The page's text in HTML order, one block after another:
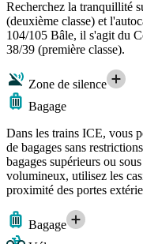
Recherchez la tranquillité
(deuxième classe) et
104/105 Bâle, il s'agit du
38/39 (première classe).
Zone de silence
Bagage
Dans les trains ICE, vous
de bagages sans
bagages supérieurs ou
volumineux, utilisez les
proximité des portes
Bagage